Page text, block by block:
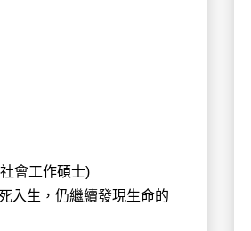
會工作碩士)
入生，仍繼續發現生命的